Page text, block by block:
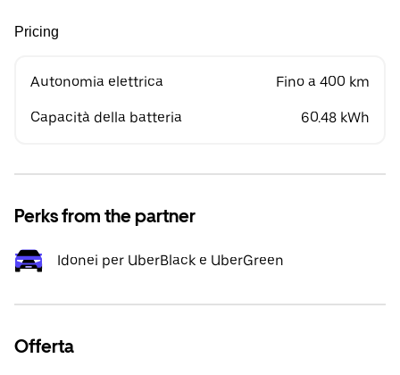
Pricing
Autonomia elettrica Fino a 400 km
Capacità della batteria 60.48 kWh
Perks from the partner
Idonei per UberBlack e UberGreen
Offerta